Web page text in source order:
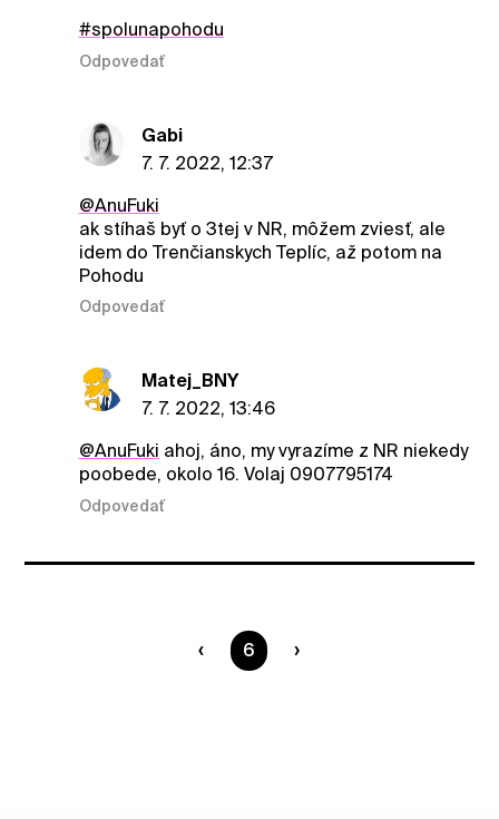
#spolunapohodu
Odpovedať
Gabi
7. 7. 2022, 12:37
@AnuFuki
ak stíhaš byť o 3tej v NR, môžem zviesť, ale
idem do Trenčianskych Teplíc, až potom na
Pohodu
Odpovedať
Matej_BNY
7. 7. 2022, 13:46
@AnuFuki ahoj, áno, my vyrazíme z NR niekedy
poobede, okolo 16. Volaj 0907795174
Odpovedať
Ste na strane
6